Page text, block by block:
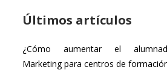
Últimos artículos
¿Cómo aumentar el
Marketing para centros de